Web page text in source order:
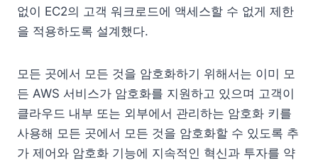
없이 EC2의 고객 워크로드에 액세스할 수 없게 제한
을 적용하도록 설계했다.
모든 곳에서 모든 것을 암호화하기 위해서는 이미 모
든 AWS 서비스가 암호화를 지원하고 있으며 고객이
클라우드 내부 또는 외부에서 관리하는 암호화 키를
사용해 모든 곳에서 모든 것을 암호화할 수 있도록 추
가 제어와 암호화 기능에 지속적인 혁신과 투자를 약